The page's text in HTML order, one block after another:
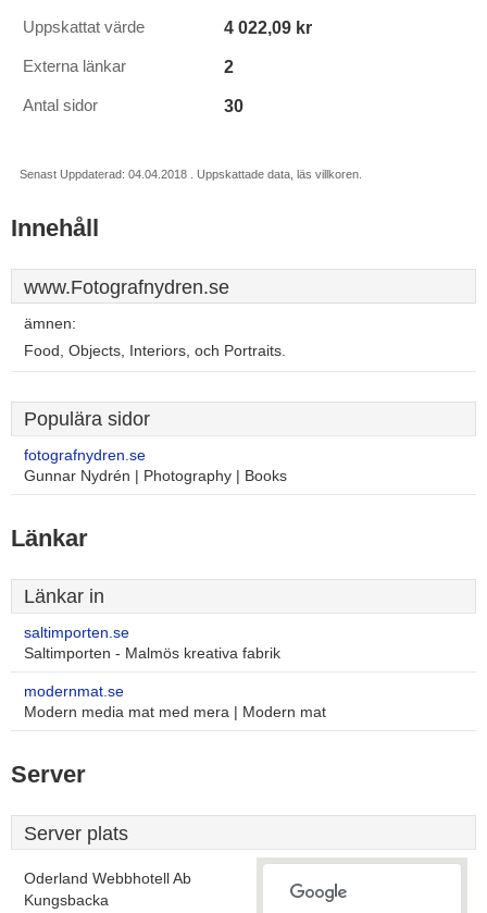
Uppskattat värde 4 022,09 kr
Externa länkar 2
Antal sidor 30
Senast Uppdaterad: 04.04.2018 . Uppskattade data, läs villkoren.
Innehåll
www.Fotografnydren.se
ämnen:
Food, Objects, Interiors, och Portraits.
Populära sidor
fotografnydren.se
Gunnar Nydrén | Photography | Books
Länkar
Länkar in
saltimporten.se
Saltimporten - Malmös kreativa fabrik
modernmat.se
Modern media mat med mera | Modern mat
Server
Server plats
Oderland Webbhotell Ab
Kungsbacka